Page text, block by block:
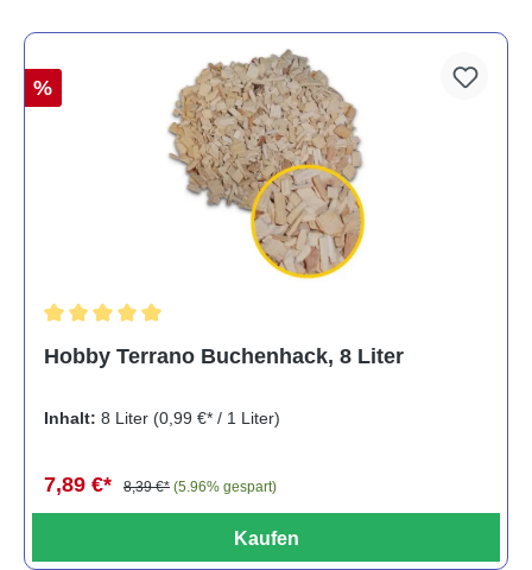
%
Durchschnittliche Bewertung von 5 von 5 Sternen
Hobby Terrano Buchenhack, 8 Liter
Inhalt: 8 Liter (0,99 €* / 1 Liter)
7,89 €* 8,39 €* (5.96% gespart)
Kaufen